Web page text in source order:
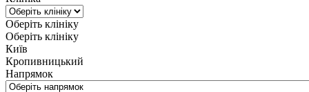
Оберіть клініку
Оберіть клініку
Київ
Кропивницький
Напрямок